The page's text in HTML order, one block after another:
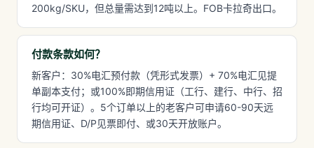
200kg/SKU，但总量需达到12吨以上。FOB卡拉奇出口。
付款条款如何？
新客户：30%电汇预付款（凭形式发票）+ 70%电汇见提
单副本支付；或100%即期信用证（工行、建行、中行、招
行均可开证）。5个订单以上的老客户可申请60-90天远
期信用证、D/P见票即付、或30天开放账户。